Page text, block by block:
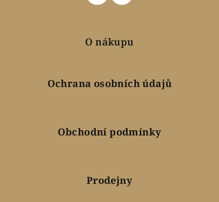
O nákupu
Ochrana osobních údajů
Obchodní podmínky
Prodejny